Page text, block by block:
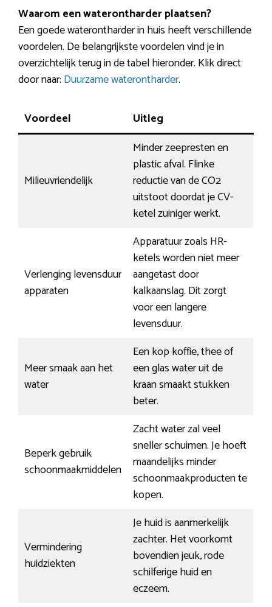
Waarom een waterontharder plaatsen?
Een goede waterontharder in huis heeft verschillende
voordelen. De belangrijkste voordelen vind je in
overzichtelijk terug in de tabel hieronder. Klik direct
door naar: Duurzame waterontharder.
Voordeel Uitleg
Milieuvriendelijk
Minder zeepresten en
plastic afval. Flinke
reductie van de CO2
uitstoot doordat je CV-
ketel zuiniger werkt.
Verlenging levensduur
apparaten
Apparatuur zoals HR-
ketels worden niet meer
aangetast door
kalkaanslag. Dit zorgt
voor een langere
levensduur.
Meer smaak aan het
water
Een kop koffie, thee of
een glas water uit de
kraan smaakt stukken
beter.
Beperk gebruik
schoonmaakmiddelen
Zacht water zal veel
sneller schuimen. Je hoeft
maandelijks minder
schoonmaakproducten te
kopen.
Vermindering
huidziekten
Je huid is aanmerkelijk
zachter. Het voorkomt
bovendien jeuk, rode
schilferige huid en
eczeem.